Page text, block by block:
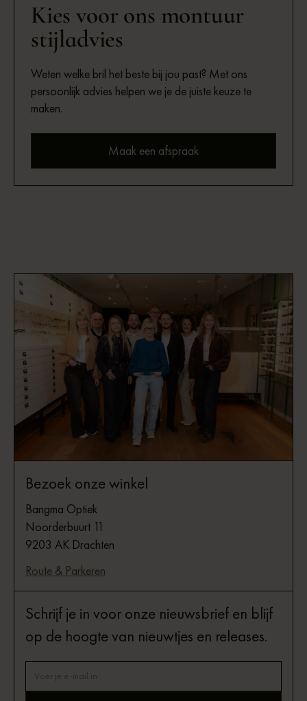
Kies voor ons montuur
stijladvies
Weten welke bril het beste bij jou past? Met ons
persoonlijk advies helpen we je de juiste keuze te
maken.
Maak een afspraak
Bezoek onze winkel
Bangma Optiek
Noorderbuurt 11
9203 AK Drachten
Route & Parkeren
Schrijf je in voor onze nieuwsbrief en blijf
op de hoogte van nieuwtjes en releases.